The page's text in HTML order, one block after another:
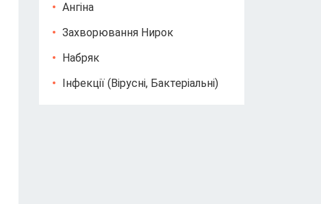
Ангіна
Захворювання Нирок
Набряк
Інфекції (вірусні, Бактеріальні)